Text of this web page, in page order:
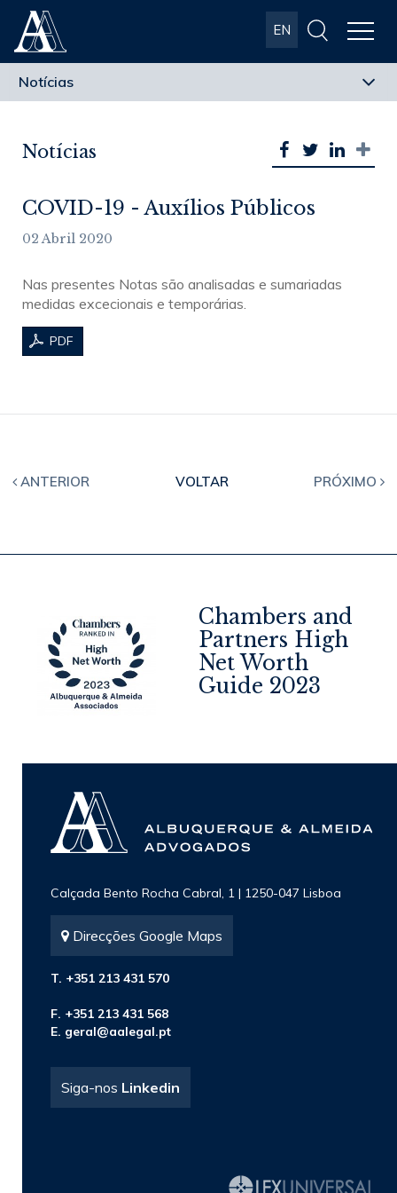
Albuquerque
& Almeida
EN
Notícias
COVID-19 - Auxílios Públicos
02 Abril 2020
Nas presentes Notas são analisadas e sumariadas
medidas excecionais e temporárias.
PDF
ANTERIOR VOLTAR PRÓXIMO
Chambers and
Partners High
Net Worth
Guide 2023
Calçada Bento Rocha Cabral, 1 | 1250-047 Lisboa
Direcções Google Maps
T. +351 213 431 570
F. +351 213 431 568
E. geral@aalegal.pt
Siga-nos Linkedin